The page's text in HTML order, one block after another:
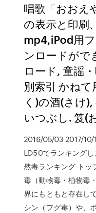
唱歌「おおえ
の表示と印刷
mp4,iPod用
ンロードがで
ロード, 童謡
別索引 かね
く)の酒(さけ
いつぶし. 笈(
2016/05/03 2017/10/
LD50でランキング
然毒ランキング トッ
毒（動物毒・植物毒
界にもともと存在し
シン（フグ毒）や、